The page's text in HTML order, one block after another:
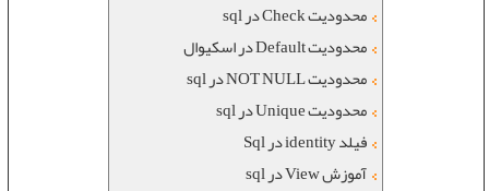
محدودیت Check در sql
محدودیت Default در اسکیوال
محدودیت NOT NULL در sql
محدودیت Unique در sql
فیلد identity در Sql
آموزش View در sql